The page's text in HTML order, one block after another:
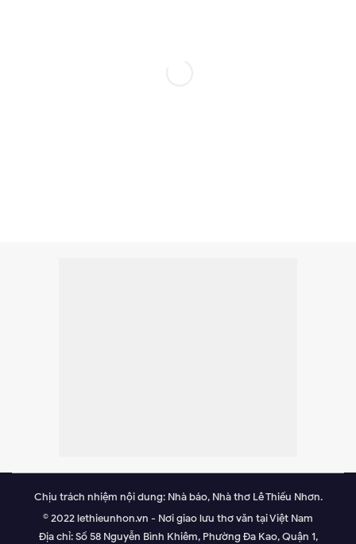
Chịu trách nhiệm nội dung: Nhà báo, Nhà thơ Lê Thiếu Nhơn.
© 2022 lethieunhon.vn - Nơi giao lưu thơ văn tại Việt Nam
Địa chỉ: Số 58 Nguyễn Bình Khiêm, Phường Đa Kao, Quận 1,